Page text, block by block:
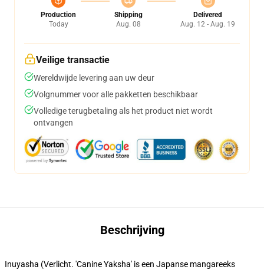
Production
Today
Shipping
Aug. 08
Delivered
Aug. 12 - Aug. 19
Veilige transactie
Wereldwijde levering aan uw deur
Volgnummer voor alle pakketten beschikbaar
Volledige terugbetaling als het product niet wordt
ontvangen
Beschrijving
Inuyasha (Verlicht. 'Canine Yaksha' is een Japanse mangareeks